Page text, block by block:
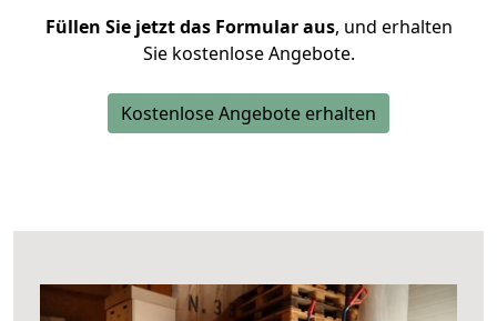
Füllen Sie jetzt das Formular aus, und erhalten
Sie kostenlose Angebote.
Kostenlose Angebote erhalten